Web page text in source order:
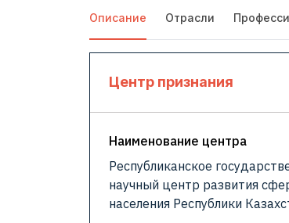
Описание Отрасли
Центр признания
Наименование центра
Республиканское
научный центр развития
населения Республики